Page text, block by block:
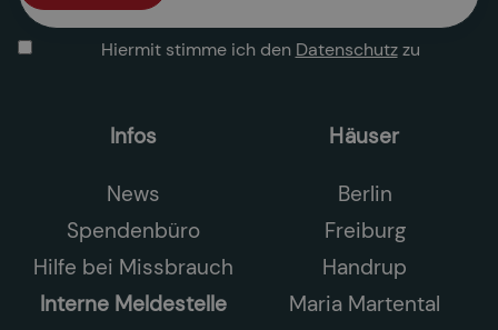
Hiermit stimme ich den Datenschutzzu
Infos
News
Spendenbüro
Hilfe bei Missbrauch
Interne Meldestelle
Häuser
Berlin
Freiburg
Handrup
Maria Martental